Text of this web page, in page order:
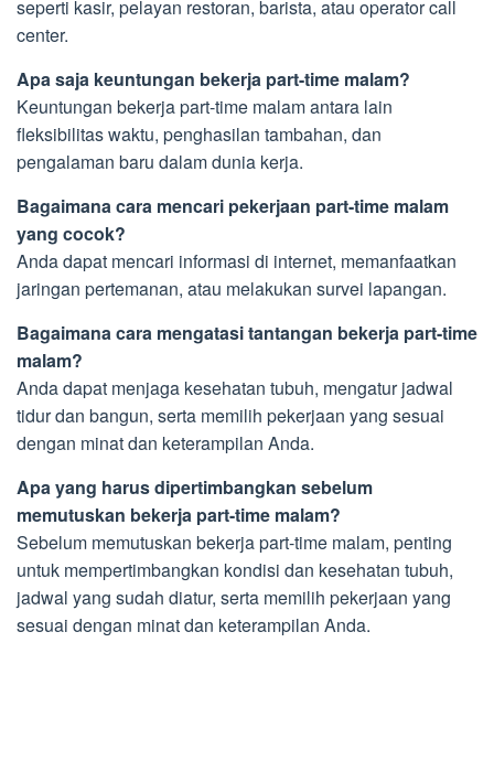
seperti kasir, pelayan restoran, barista, atau operator call
center.
Apa saja keuntungan bekerja part-time malam?
Keuntungan bekerja part-time malam antara lain
fleksibilitas waktu, penghasilan tambahan, dan
pengalaman baru dalam dunia kerja.
Bagaimana cara mencari pekerjaan part-time malam
yang cocok?
Anda dapat mencari informasi di internet, memanfaatkan
jaringan pertemanan, atau melakukan survei lapangan.
Bagaimana cara mengatasi tantangan bekerja part-time
malam?
Anda dapat menjaga kesehatan tubuh, mengatur jadwal
tidur dan bangun, serta memilih pekerjaan yang sesuai
dengan minat dan keterampilan Anda.
Apa yang harus dipertimbangkan sebelum
memutuskan bekerja part-time malam?
Sebelum memutuskan bekerja part-time malam, penting
untuk mempertimbangkan kondisi dan kesehatan tubuh,
jadwal yang sudah diatur, serta memilih pekerjaan yang
sesuai dengan minat dan keterampilan Anda.